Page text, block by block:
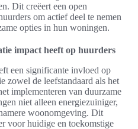
Dit creëert een open
om actief deel te nemen
opties in hun woningen.
impact heeft op huurders
een significante invloed op
zowel de leefstandaard als het
implementeren van duurzame
niet alleen energiezuiniger,
woonomgeving. Dit
voor huidige en toekomstige